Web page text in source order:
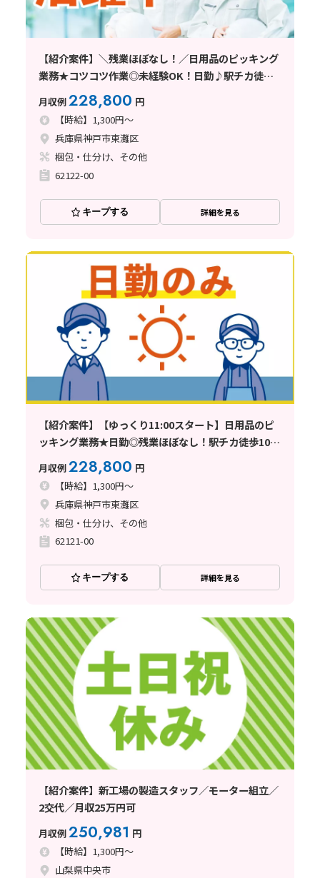
【紹介案件】＼残業ほぼなし！／日用品のピッキング
業務★コツコツ作業◎未経験OK！日勤♪駅チカ徒歩
月収例228,800 円
【時給】1,300円～
兵庫県神戸市東灘区
梱包・仕分け、その他
62122-00
キープする 詳細を見る
【紹介案件】【ゆっくり11:00スタート】日用品のピ
ッキング業務★日勤◎残業ほぼなし！駅チカ徒歩10分
月収例228,800 円
【時給】1,300円～
兵庫県神戸市東灘区
梱包・仕分け、その他
62121-00
キープする 詳細を見る
【紹介案件】新工場の製造スタッフ／モーター組立／
2交代／月収25万円可
月収例250,981 円
【時給】1,300円～
山梨県中央市